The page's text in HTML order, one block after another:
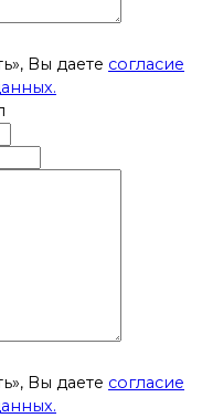
Вы даете согласие
Вы даете согласие